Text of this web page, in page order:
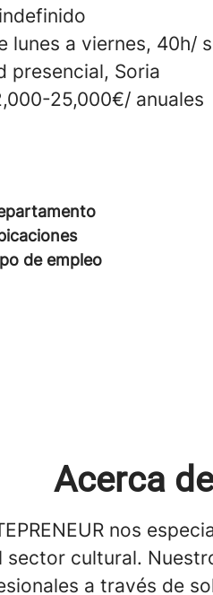
lunes a viernes, 40h/
presencial, Soria
25,000€/ anuales
de empleo
Acerca
nos
sector cultural.
a través de